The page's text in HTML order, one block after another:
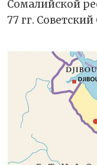
Сомалийской
77 гг.